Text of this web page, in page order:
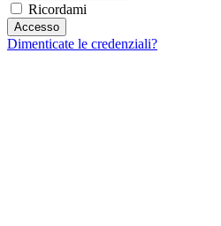
Ricordami
Dimenticate le credenziali?